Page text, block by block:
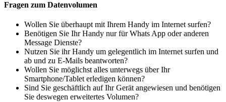
Fragen zum Datenvolumen
Wollen Sie überhaupt mit Ihrem Handy im Internet surfen?
Benötigen Sie Ihr Handy nur für Whats App oder anderen
Message Dienste?
Nutzen Sie ihr Handy um gelegentlich im Internet surfen und
ab und zu E-Mails beantworten?
Wollen Sie möglichst alles unterwegs über Ihr
Smartphone/Tablet erledigen können?
Sind Sie geschäftlich auf Ihr Gerät angewiesen und benötigen
Sie deswegen erweitertes Volumen?